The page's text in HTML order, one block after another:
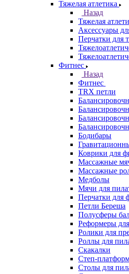
Тяжелая атлетика
Назад
Тяжелая
Аксессуары
Перчатки для
Фитнес
Назад
Фитнес
TRX петли
Бодибары
Коврики для
Массажные
Массажные
Медболы
Мячи для
Перчатки для
Петли Береша
Полусферы
Реформеры
Ролики для
Роллы для
Скакалки
Степ-
Столы для